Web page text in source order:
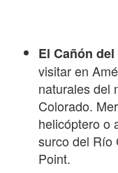
El Cañón
visitar en
naturales del
Colorado.
helicóptero o
surco del Río
Point.